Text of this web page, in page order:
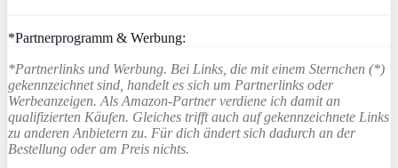
*Partnerprogramm & Werbung:
*Partnerlinks und Werbung. Bei Links, die mit einem Sternchen (*)
gekennzeichnet sind, handelt es sich um Partnerlinks oder
Werbeanzeigen. Als Amazon-Partner verdiene ich damit an
qualifizierten Käufen. Gleiches trifft auch auf gekennzeichnete Links
zu anderen Anbietern zu. Für dich ändert sich dadurch an der
Bestellung oder am Preis nichts.